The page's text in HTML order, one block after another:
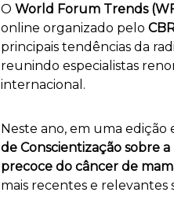
O World Forum Trends
online organizado pelo
principais tendências da
reunindo especialistas
internacional.
Neste ano, em uma edição
de Conscientização sobre
precoce do câncer de
mais recentes e relevantes